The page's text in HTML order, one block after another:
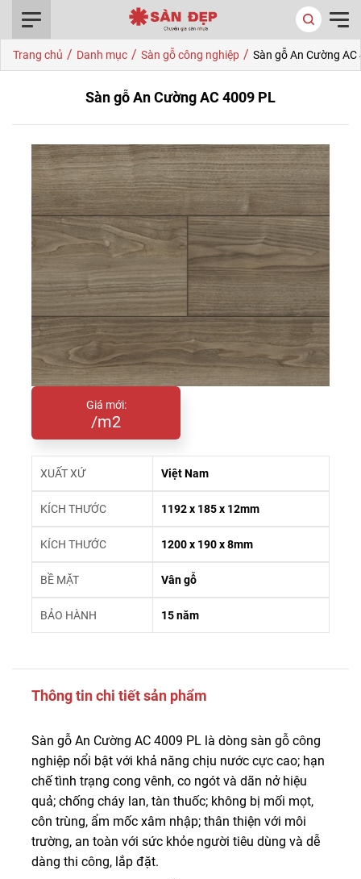
Trang chủ / Danh mục / Sàn gỗ công nghiệp / Sàn gỗ An Cường AC
Sàn gỗ An Cường AC 4009 PL
Giá mới:
/m2
XUẤT XỨ Việt Nam
KÍCH THƯỚC 1192 x 185 x 12mm
KÍCH THƯỚC 1200 x 190 x 8mm
BỀ MẶT Vân gỗ
BẢO HÀNH 15 năm
Thông tin chi tiết sản phẩm
Sàn gỗ An Cường AC 4009 PL là dòng sàn gỗ công
nghiệp nổi bật với khả năng chịu nước cực cao; hạn
chế tình trạng cong vênh, co ngót và dãn nở hiệu
quả; chống cháy lan, tàn thuốc; không bị mối mọt,
côn trùng, ẩm mốc xâm nhập; thân thiện với môi
trường, an toàn với sức khỏe người tiêu dùng và dễ
dàng thi công, lắp đặt.